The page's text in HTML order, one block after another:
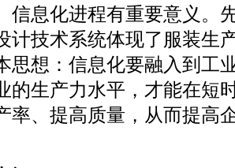
信息化进程有重要意义。
计技术系统体现了服装生
思想：信息化要融入到工
的生产力水平，才能在短
率、提高质量，从而提高